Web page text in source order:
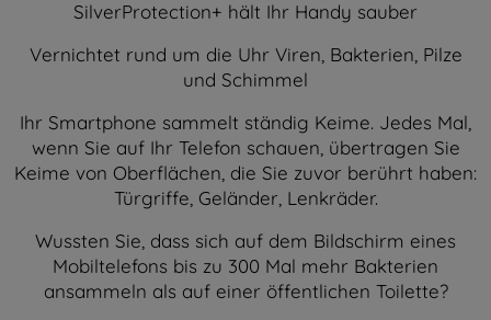
SilverProtection+ hält Ihr Handy sauber
Vernichtet rund um die Uhr Viren, Bakterien, Pilze
und Schimmel
Ihr Smartphone sammelt ständig Keime. Jedes Mal,
wenn Sie auf Ihr Telefon schauen, übertragen Sie
Keime von Oberflächen, die Sie zuvor berührt haben:
Türgriffe, Geländer, Lenkräder.
Wussten Sie, dass sich auf dem Bildschirm eines
Mobiltelefons bis zu 300 Mal mehr Bakterien
ansammeln als auf einer öffentlichen Toilette?